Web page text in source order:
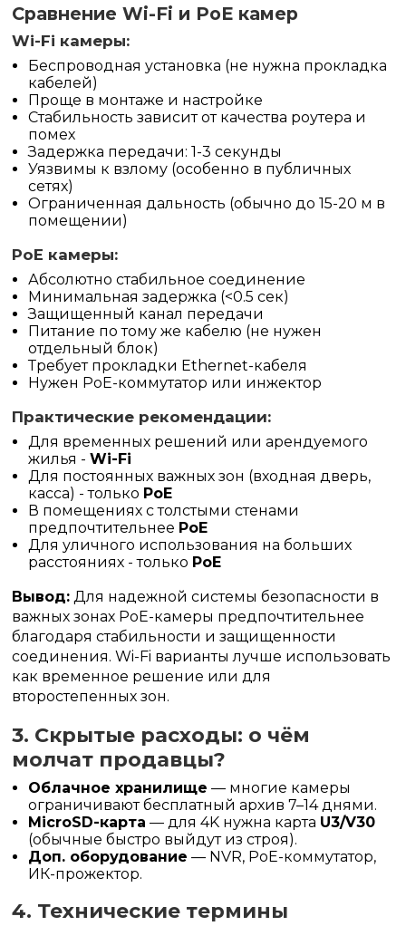
Сравнение Wi-Fi и PoE камер
Wi-Fi камеры:
Беспроводная установка (не нужна прокладка
кабелей)
Проще в монтаже и настройке
Стабильность зависит от качества роутера и
помех
Задержка передачи: 1-3 секунды
Уязвимы к взлому (особенно в публичных
сетях)
Ограниченная дальность (обычно до 15-20 м в
помещении)
PoE камеры:
Абсолютно стабильное соединение
Минимальная задержка (<0.5 сек)
Защищенный канал передачи
Питание по тому же кабелю (не нужен
отдельный блок)
Требует прокладки Ethernet-кабеля
Нужен PoE-коммутатор или инжектор
Практические рекомендации:
Для временных решений или арендуемого
жилья -Wi-Fi
Для постоянных важных зон (входная дверь,
касса) - только PoE
В помещениях с толстыми стенами
предпочтительнее PoE
Для уличного использования на больших
расстояниях - только PoE
Вывод: Для надежной системы безопасности в
важных зонах PoE-камеры предпочтительнее
благодаря стабильности и защищенности
соединения. Wi-Fi варианты лучше использовать
как временное решение или для
второстепенных зон.
3. Скрытые расходы: о чём
молчат продавцы?
Облачное хранилище — многие камеры
ограничивают бесплатный архив 7–14 днями.
MicroSD-карта — для 4K нужна карта U3/V30
(обычные быстро выйдут из строя).
Доп. оборудование — NVR, PoE-коммутатор,
ИК-прожектор.
4. Технические термины